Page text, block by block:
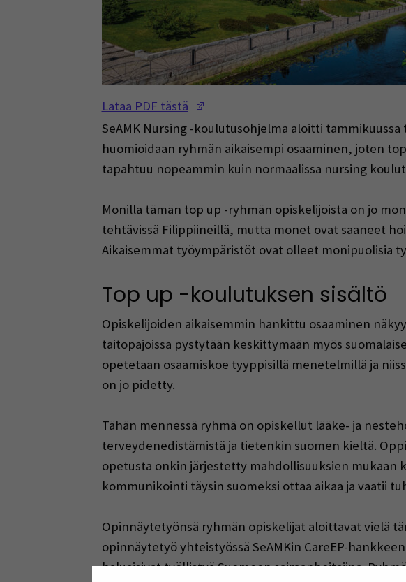
Lataa PDF tästä
SeAMK Nursing -koulutusohjelma aloitti
huomioidaan ryhmän aikaisempi osaaminen, joten
tapahtuu nopeammin kuin normaalissa nursing
Monilla tämän top up -ryhmän opiskelijoista on jo
tehtävissä Filippiineillä, mutta monet ovat saaneet
Aikaisemmat työympäristöt ovat olleet monipuolisia
Top up -koulutuksen sisältö
Opiskelijoiden aikaisemmin hankittu osaaminen
taitopajoissa pystytään keskittymään myös
opetetaan osaamiskoe tyyppisillä menetelmillä ja
on jo pidetty.
Tähän mennessä ryhmä on opiskellut lääke- ja
terveydenedistämistä ja tietenkin suomen kieltä.
opetusta onkin järjestetty mahdollisuuksien mukaan
kommunikointi täysin suomeksi ottaa aikaa ja vaatii
Opinnäytetyönsä ryhmän opiskelijat aloittavat vielä
opinnäytetyö yhteistyössä SeAMKin CareEP-
haluaisivat työllistyä Suomeen sairaanhoitajina.